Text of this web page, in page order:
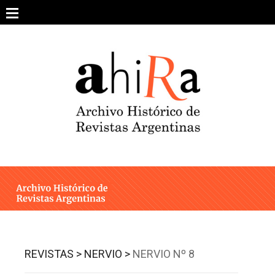
content
ARCHIVO DE REVISTAS
ESTUDIOS CRÍTICOS
INTEGRANTES
REVISTAS > NERVIO > NERVIO Nº 8